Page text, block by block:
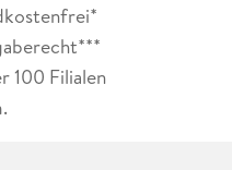
100 Filialen